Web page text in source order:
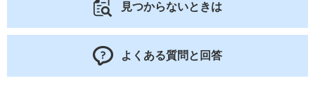
見つからないときは
よくある質問と回答